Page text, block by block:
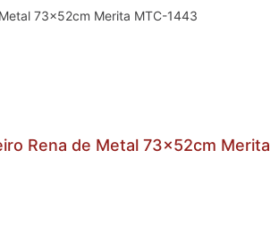
73x52cm Merita MTC-1443
Rena de Metal 73x52cm Merita